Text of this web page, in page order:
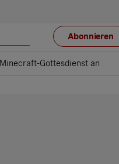
Abonnieren
Gottesdienst an